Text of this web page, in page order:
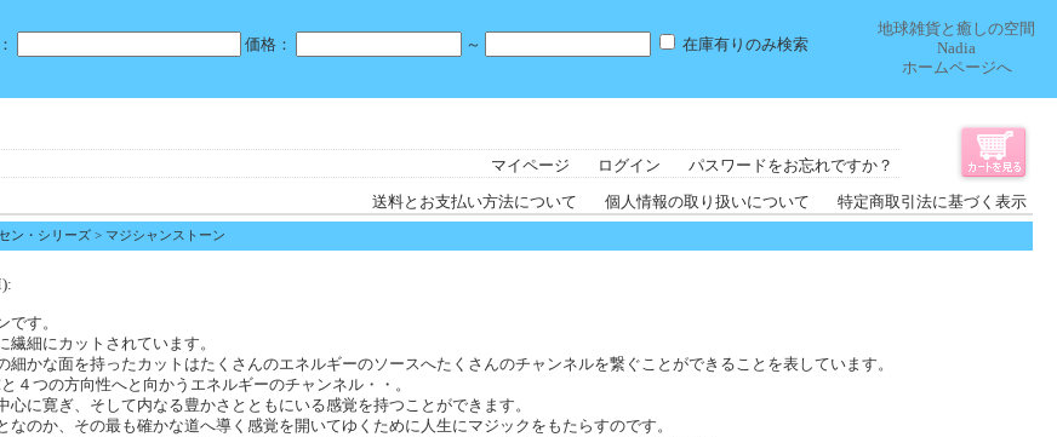
価格： ～ 在庫有りのみ検索
地球雑貨と癒しの空間
Nadia
ホームページへ
マイページ
ログイン パスワードをお忘れですか？
送料とお支払い方法について 個人情報の取り扱いについて 特定商取引法に基づく表示
ン・シリーズ > マジシャンストーン
です。
細にカットされています。
かな面を持ったカットはたくさんのエネルギーのソースへたくさんのチャンネルを繋ぐことができることを表しています。
つの方向性へと向かうエネルギーのチャンネル・・。
に寛ぎ、そして内なる豊かさとともにいる感覚を持つことができます。
のか、その最も確かな道へ導く感覚を開いてゆくために人生にマジックをもたらすのです。